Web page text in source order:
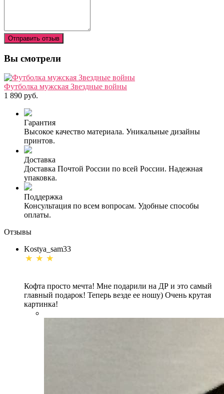
Отправить отзыв
Вы смотрели
Футболка мужская Звездные войны
1 890 руб.
Гарантия
Высокое качество материала. Уникальные дизайны
принтов.
Доставка
Доставка Почтой России по всей России. Надежная
упаковка.
Поддержка
Консультация по всем вопросам. Удобные способы
оплаты.
Отзывы
Kostya_sam33
Кофта просто мечта! Мне подарили на ДР и это самый
главный подарок! Теперь везде ее ношу) Очень крутая
картинка!